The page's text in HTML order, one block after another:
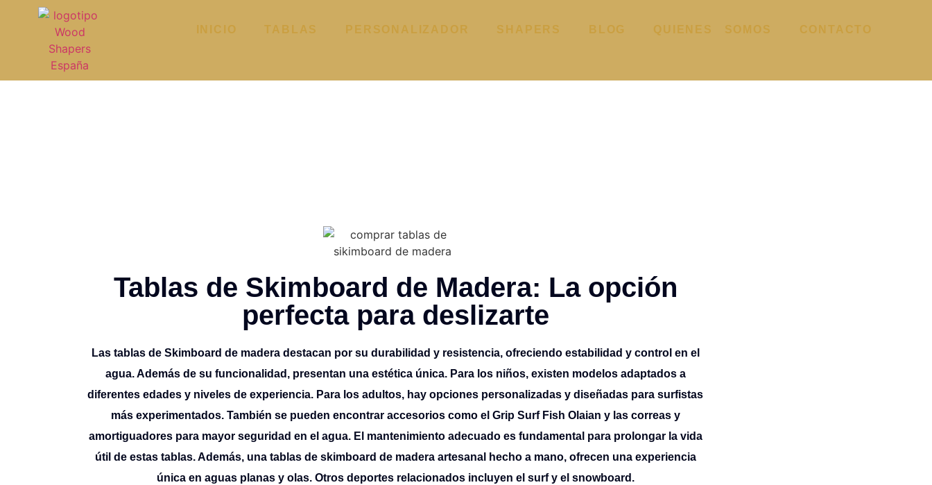
INICIO TABLAS PERSONALIZADOR SHAPERS BLOG QUIENES SOMOS CONTACTO
Tablas de Skimboard de Madera: La opción
perfecta para deslizarte
Las tablas de Skimboard de madera destacan por su durabilidad y resistencia, ofreciendo estabilidad y control en el
agua. Además de su funcionalidad, presentan una estética única. Para los niños, existen modelos adaptados a
diferentes edades y niveles de experiencia. Para los adultos, hay opciones personalizadas y diseñadas para surfistas
más experimentados. También se pueden encontrar accesorios como el Grip Surf Fish Olaian y las correas y
amortiguadores para mayor seguridad en el agua. El mantenimiento adecuado es fundamental para prolongar la vida
útil de estas tablas. Además, una tablas de skimboard de madera artesanal hecho a mano, ofrecen una experiencia
única en aguas planas y olas. Otros deportes relacionados incluyen el surf y el snowboard.